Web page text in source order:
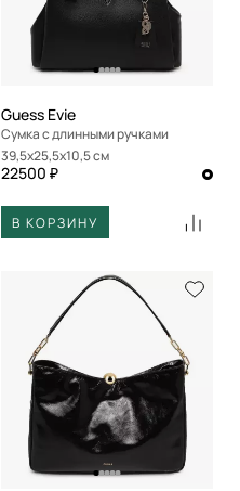
Guess Evie
Сумка с длинными ручками
39,5x25,5x10,5 см
22500 ₽
В КОРЗИНУ